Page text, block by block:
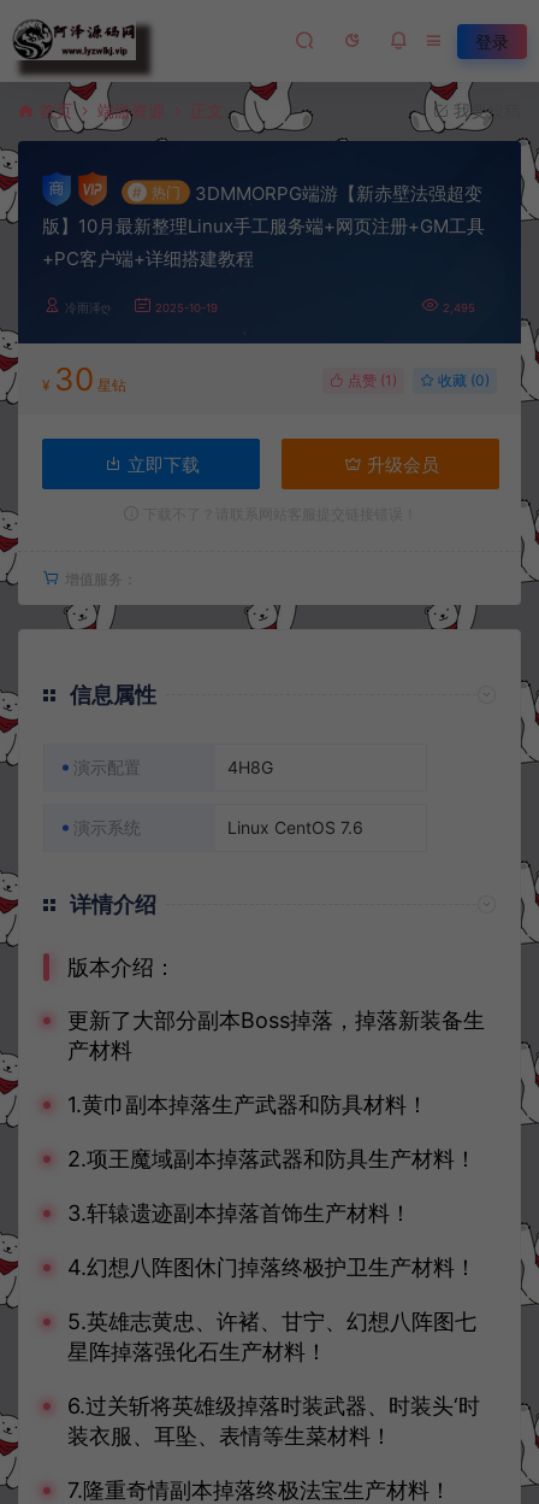
登录
首页 端游资源 正文 我要投稿
# 热门
3DMMORPG端游【新赤壁法强超变
版】10月最新整理Linux手工服务端+网页注册+GM工具
+PC客户端+详细搭建教程
冷雨泽ღ 2025-10-19 2,495
¥ 30 星钻 点赞 (1 ) 收藏 (0)
立即下载 升级会员
增值服务：
信息属性
演示配置 4H8G
演示系统 Linux CentOS 7.6
详情介绍
版本介绍：
更新了大部分副本Boss掉落，掉落新装备生
产材料
1.黄巾副本掉落生产武器和防具材料！
2.项王魔域副本掉落武器和防具生产材料！
3.轩辕遗迹副本掉落首饰生产材料！
4.幻想八阵图休门掉落终极护卫生产材料！
5.英雄志黄忠、许褚、甘宁、幻想八阵图七
星阵掉落强化石生产材料！
6.过关斩将英雄级掉落时装武器、时装头‘时
装衣服、耳坠、表情等生菜材料！
7.隆重奇情副本掉落终极法宝生产材料！